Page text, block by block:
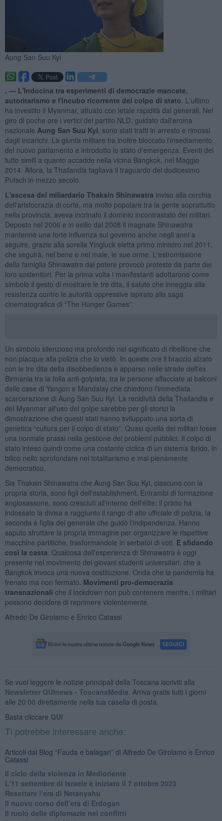
Aung San Suu Kyi
. — L'Indocina tra esperimenti di democrazie mancate,
autoritarismo e l'incubo ricorrente del colpo di stato . L'ultimo
ha investito il Myanmar, attuato con letale rapidità dai generali. Nel
giro di poche ore i vertici del partito NLD, guidato dall'eroina
nazionale Aung San Suu Kyi , sono stati tratti in arresto e rimossi
dagli incarichi. La giunta militare ha inoltre bloccato l'insediamento
del nuovo parlamento e introdotto lo stato d'emergenza. Eventi del
tutto simili a quanto accadde nella vicina Bangkok, nel Maggio
2014. Allora, la Thailandia tagliava il traguardo del dodicesimo
Putsch in mezzo secolo.
L'ascesa del miliardario Thaksin Shinawatra inviso alla cerchia
dell'aristocrazia di corte, ma molto popolare tra la gente soprattutto
nella provincia, aveva incrinato il dominio incontrastato dei militari.
Deposto nel 2006 e in esilio dal 2008 il magnate Shinawatra
mantenne una forte influenza sul governo anche negli anni a
seguire, grazie alla sorella Yingluck eletta primo ministro nel 2011,
che seguirà, nel bene e nel male, le sue orme. L'estromissione
della famiglia Shinawatra dal potere provocò proteste da parte dei
loro sostenitori. Per la prima volta i manifestanti adottarono come
simbolo il gesto di mostrare le tre dita, il saluto che inneggia alla
resistenza contro le autorità oppressive ispirato alla saga
cinematografica di “The Hunger Games”.
Un simbolo silenzioso ma profondo nel significato di ribellione che
non piacque alla polizia che lo vietò. In queste ore il braccio alzato
con le tre dita della disobbedienza è apparso nelle strade dell'ex
Birmania tra la folla anti-golpista, tra le persone affacciate ai balconi
delle case di Yangon e Mandalay che chiedono l'immediata
scarcerazione di Aung San Suu Kyi. La recidività della Thailandia e
del Myanmar all'uso del golpe sarebbe per gli storici la
dimostrazione che questi stati hanno sviluppato una sorta di
genetica “cultura per il colpo di stato”. Quasi quella dei militari fosse
una normale prassi nella gestione dei problemi pubblici. Il colpo di
stato inteso quindi come una costante ciclica di un sistema ibrido, in
bilico nello sprofondare nel totalitarismo e mai pienamente
democratico.
Sia Thaksin Shinawatra che Aung San Suu Kyi, ciascuno con la
propria storia, sono figli dell'establishment. Entrambi di formazione
anglosassone, sono cresciuti all'interno dell'élite: il primo ha
indossato la divisa e raggiunto il rango di alto ufficiale di polizia, la
seconda è figlia del generale che guidò l'indipendenza. Hanno
saputo sfruttare la propria immagine per organizzare le rispettive
macchine partitiche, trasformandole in serbatoi di voti. E sfidando
così la casta . Qualcosa dell'esperienza di Shinawatra è oggi
presente nel movimento dei giovani studenti universitari, che a
Bangkok invoca una nuova costituzione. Onda che la pandemia ha
frenato ma non fermato. Movimenti pro-democrazia
transnazionali che il lockdown non può contenere mentre, i militari
possono decidere di reprimere violentemente.
Alfredo De Girolamo e Enrico Catassi
Se vuoi leggere le notizie principali della Toscana iscriviti alla
Newsletter QUInews - ToscanaMedia. Arriva gratis tutti i giorni
alle 20:00 direttamente nella tua casella di posta.
Basta cliccare QUI
Ti potrebbe interessare anche:
Articoli dal Blog “Fauda e balagan” di Alfredo De Girolamo e Enrico
Catassi
Il ciclo della violenza in Medioriente
L'11 settembre di Israele è iniziato il 7 ottobre 2023
Resettare l’era di Netanyahu
​Il nuovo corso dell’era di Erdogan
Il ruolo delle diplomazie nei conflitti